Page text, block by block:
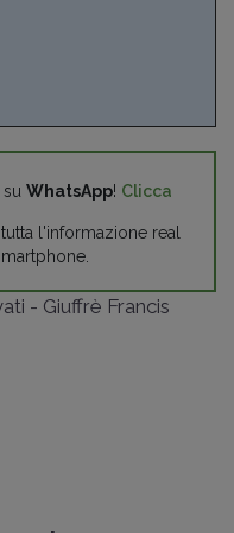
WhatsApp! Clicca
l'informazione real
- Giuffrè Francis